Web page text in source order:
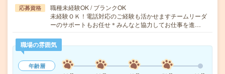
応募資格
職種未経験OK / ブランクOK
未経験ＯＫ！電話対応のご経験も活かせますチームリーダ
ーのサポートもお任せ＊みんなと協力してお仕事を進…
職場の雰囲気
年齢層